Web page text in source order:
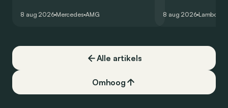
8 aug 2026 Mercedes AMG
een record voor
8 aug 2026
Alle artikels
Omhoog